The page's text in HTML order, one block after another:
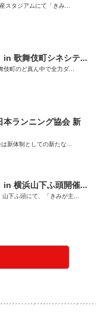
スタジアムにて「きみ...
in 歌舞伎町シネシテ...
伎町のど真ん中で全力ダ...
本ランニング協会 新
新体制としての新たな...
in 横浜山下ふ頭開催...
下ふ頭にて、「きみが主...